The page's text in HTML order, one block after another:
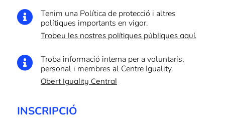

Tenim una Política de protecció i altres
polítiques importants en vigor.
Trobeu les nostres polítiques públiques aquí.

Troba informació interna per a voluntaris,
personal i membres al Centre Iguality.
Obert Iguality Central
INSCRIPCIÓ